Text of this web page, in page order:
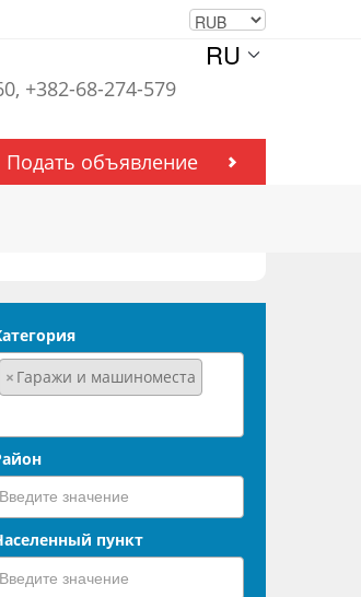
+382-68-274-579
RU
Подать объявление
× Гаражи и машиноместа
пункт